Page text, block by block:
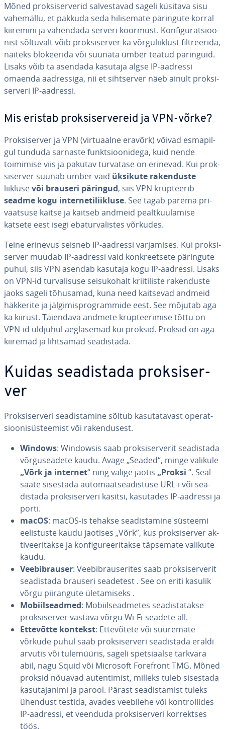
Mõned prok­si­ser­ve­rid sal­ves­ta­vad sageli küsitava sisu
vahemällu, et pakkuda seda hi­li­se­mate päringute korral
kiiremini ja vähendada serveri koormust. Kon­fi­gu­rat­sioo­
nist sõltuvalt võib prok­si­ser­ver ka võr­gu­liik­lust filt­ree­rida,
näiteks blo­kee­rida või suunata ümber teatud päringuid.
Lisaks võib ta asendada kasutaja algse IP-aadressi
omaenda aad­res­siga, nii et siht­ser­ver näeb ainult prok­si­
ser­veri IP-aadressi.
Mis eristab prok­si­ser­ve­reid ja VPN-võrke?
Prok­si­ser­ver ja VPN (vir­tuaalne eravõrk) võivad es­ma­pil­
gul tunduda sarnaste funkt­sioo­ni­dega, kuid nende
toimimise viis ja pakutav turvatase on erinevad. Kui prok­
si­ser­ver suunab ümber vaid üksikute ra­ken­duste
liiklusevõi brauseri päringud, siis VPN krüp­tee­rib
seadme kogu in­ter­ne­ti­liik­luse. See tagab parema pri­
vaat­suse kaitse ja kaitseb andmeid pealt­kuu­la­mise
katsete eest isegi eba­tur­valis­tes võrkudes.
Teine erinevus seisneb IP-aadressi var­ja­mises. Kui prok­si­
ser­ver muudab IP-aadressi vaid konk­reet­sete päringute
puhul, siis VPN asendab kasutaja kogu IP-aadressi. Lisaks
on VPN-id tur­va­li­suse sei­su­ko­halt krii­ti­liste ra­ken­duste
jaoks sageli tõhusamad, kuna need kaitsevad andmeid
häkkerite ja jäl­gi­mis­prog­rammide eest. See mõjutab aga
ka kiirust. Täiendava andmete krüp­tee­ri­mise tõttu on
VPN-id üldjuhul aeg­lasemad kui proksid. Proksid on aga
kiiremad ja lihtsamad sea­dis­tada.
Kuidas sea­dis­tada prok­si­ser­
ver
Prok­si­ser­veri sea­dis­ta­mine sõltub ka­su­ta­ta­vast ope­rat­
sioo­ni­süs­tee­mist või ra­ken­du­sest.
Windows: Windowsis saab prok­si­ser­ve­rit sea­dis­tada
võr­gu­sea­dete kaudu. Avage „Seaded“, minge valikule
„Võrk ja internet“ ning valige jaotis „Proksi “. Seal
saate sisestada au­to­maat­sea­dis­tuse URL-i või sea­
dis­tada prok­si­ser­veri käsitsi, kasutades IP-aadressi ja
porti.
macOS: macOS-is tehakse sea­dis­ta­mine süsteemi
eelis­tuste kaudu jaotises „Võrk”, kus prok­si­ser­ver ak­
ti­vee­ri­takse ja kon­fi­gu­ree­ri­takse täpsemate valikute
kaudu.
Vee­bib­rau­ser: Vee­bib­rau­se­ri­tes saab prok­si­ser­ve­rit
sea­dis­tada brauseri seadetest . See on eriti kasulik
võrgu piiran­gute üle­ta­miseks .
Mo­biil­sead­med: Mo­biil­sead­me­tes sea­dis­ta­takse
prok­si­ser­ver vastava võrgu Wi-Fi-seadete all.
Ettevõtte kontekst: Et­te­võ­tete või suuremate
võrkude puhul saab prok­si­ser­veri sea­dis­tada eraldi
arvutis või tu­le­müü­ris, sageli spet­siaalse tarkvara
abil, nagu Squid või Microsoft Forefront TMG. Mõned
proksid nõuavad au­ten­ti­mist, milleks tuleb sisestada
ka­su­ta­ja­nimi ja parool. Pärast sea­dis­ta­mist tuleks
ühendust testida, avades veebilehe või kont­rol­li­des
IP-aadressi, et veenduda prok­si­ser­veri kor­rekt­ses
töös.